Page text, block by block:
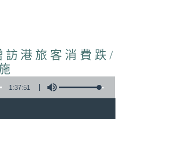
港旅客消費跌/
1:37:51